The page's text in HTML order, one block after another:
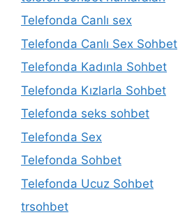
Telefonda Canlı sex
Telefonda Canlı Sex Sohbet
Telefonda Kadınla Sohbet
Telefonda Kızlarla Sohbet
Telefonda seks sohbet
Telefonda Sex
Telefonda Sohbet
Telefonda Ucuz Sohbet
trsohbet